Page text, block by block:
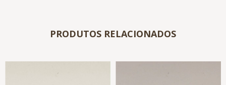
PRODUTOS RELACIONADOS